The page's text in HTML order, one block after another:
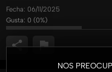
NOS
Fecha: 06/11/2025
Gusta: 0 (0%)